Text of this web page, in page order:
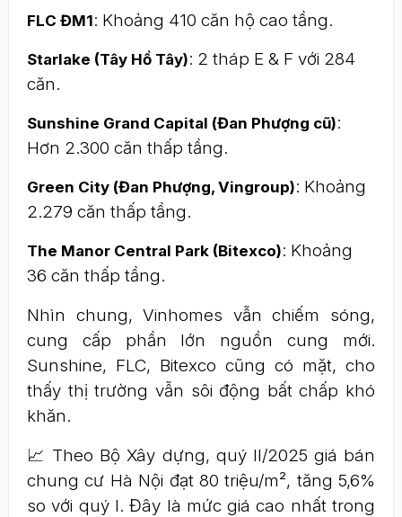
FLC ĐM1: Khoảng 410 căn hộ cao tầng.
Starlake (Tây Hồ Tây): 2 tháp E & F với 284
căn.
Sunshine Grand Capital (Đan Phượng cũ):
Hơn 2.300 căn thấp tầng.
Green City (Đan Phượng, Vingroup): Khoảng
2.279 căn thấp tầng.
The Manor Central Park (Bitexco): Khoảng
36 căn thấp tầng.
Nhìn chung, Vinhomes vẫn chiếm sóng,
cung cấp phần lớn nguồn cung mới.
Sunshine, FLC, Bitexco cũng có mặt, cho
thấy thị trường vẫn sôi động bất chấp khó
khăn.
📈 Theo Bộ Xây dựng, quý II/2025 giá bán
chung cư Hà Nội đạt 80 triệu/m², tăng 5,6%
so với quý I. Đây là mức giá cao nhất trong